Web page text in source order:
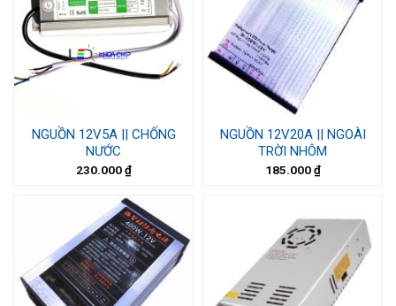
NGUỒN 12V5A || CHỐNG
NƯỚC
230.000₫
NGUỒN 12V20A || NGOÀI
TRỜI NHÔM
185.000₫